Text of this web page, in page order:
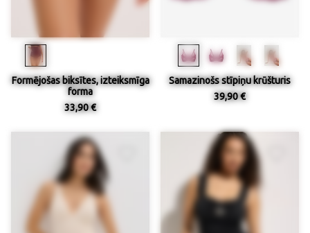
Formējošas biksītes, izteiksmīga
forma
33,90 €
Samazinošs stīpiņu krūšturis
39,90 €